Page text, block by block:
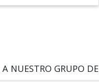
A NUESTRO GRUPO DE